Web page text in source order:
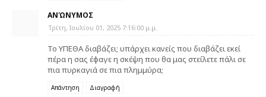
ΑΝΏΝΥΜΟΣ
Τρίτη, Ιουλίου 01, 2025 7:16:00 μ.μ.
Το ΥΠΕΘΑ διαβάζει; υπάρχει κανείς που διαβάζει εκεί
πέρα η σας έφαγε η σκέψη που θα μας στείλετε πάλι σε
πια πυρκαγιά σε πια πλημμύρα;
Απάντηση Διαγραφή